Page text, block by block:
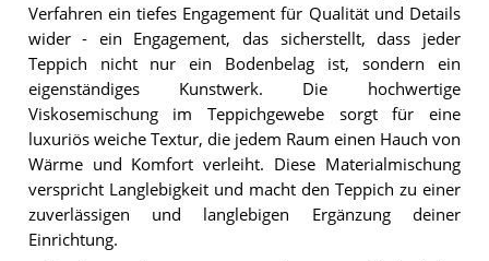
Verfahren ein tiefes Engagement für Qualität und Details
wider - ein Engagement, das sicherstellt, dass jeder
Teppich nicht nur ein Bodenbelag ist, sondern ein
eigenständiges Kunstwerk. Die hochwertige
Viskosemischung im Teppichgewebe sorgt für eine
luxuriös weiche Textur, die jedem Raum einen Hauch von
Wärme und Komfort verleiht. Diese Materialmischung
verspricht Langlebigkeit und macht den Teppich zu einer
zuverlässigen und langlebigen Ergänzung deiner
Einrichtung.